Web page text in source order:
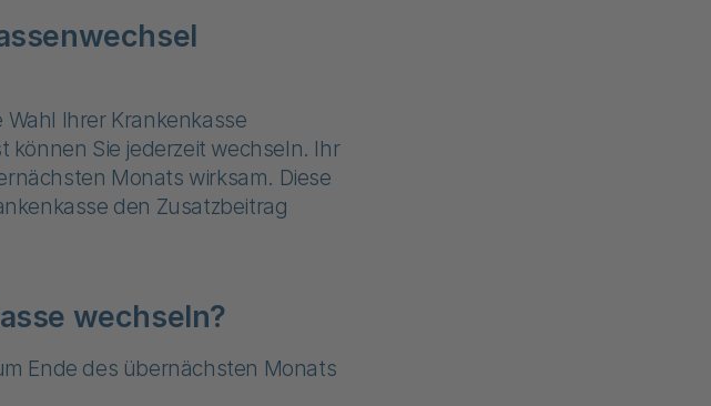
Ihrer Krankenkasse
Sie jederzeit wechseln. Ihr
Monats wirksam. Diese
den Zusatzbeitrag
wechseln?
Ende des übernächsten Monats